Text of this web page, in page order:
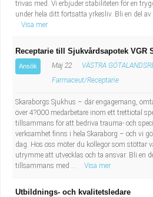
Undersköterska, vård- o
Administrativ assistent
trivas med. Vi erbjuder stabiliteten för en
under hela ditt fortsatta yrkesliv. Bli en del
Visa mer
Receptarie till Sjukvårdsapotek VGR
Ansök Maj 22
VÄSTRA
Farmaceut/Receptarie
Skaraborgs Sjukhus – där engagemang,
över 4?000 medarbetare inom ett trettiotal
tillsammans för att bedriva trauma- och
verksamhet finns i hela Skaraborg – och vi
dag. Hos oss möter du kollegor som stöttar
utrymme att utvecklas och ta ansvar. Bli en
tillsammans med ...
Visa mer
Utbildnings- och kvalitetsledare